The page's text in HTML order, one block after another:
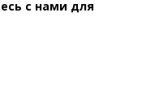
с нами для